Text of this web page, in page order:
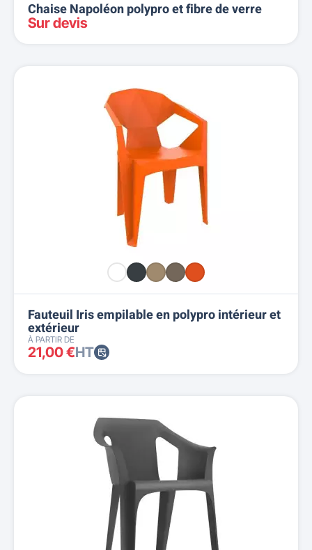
Chaise Napoléon polypro et fibre de verre
Sur devis
Fauteuil Iris empilable en polypro intérieur et
extérieur
À PARTIR DE
21,00 €HT